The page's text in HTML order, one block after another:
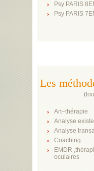
Psy PARIS
Psy PARIS
Les
(
Art–thérapie
Analyse
Analyse
Coaching
EMDR
oculaires